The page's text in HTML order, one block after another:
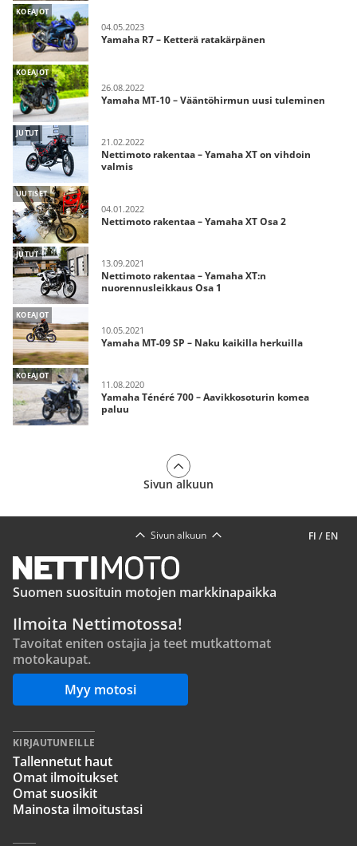
KOEAJOT
04.05.2023
Yamaha R7 – Ketterä ratakärpänen
KOEAJOT
26.08.2022
Yamaha MT-10 – Vääntöhirmun uusi tuleminen
JUTUT
21.02.2022
Nettimoto rakentaa – Yamaha XT on vihdoin
valmis
UUTISET
04.01.2022
Nettimoto rakentaa – Yamaha XT Osa 2
JUTUT
13.09.2021
Nettimoto rakentaa – Yamaha XT:n
nuorennusleikkaus Osa 1
KOEAJOT
10.05.2021
Yamaha MT-09 SP – Naku kaikilla herkuilla
KOEAJOT
11.08.2020
Yamaha Ténéré 700 – Aavikkosoturin komea
paluu
Sivun alkuun
FI / EN
Sivun alkuun
Suomen suosituin motojen markkinapaikka
Ilmoita Nettimotossa!
Tavoitat eniten ostajia ja teet mutkattomat
motokaupat.
Myy motosi
KIRJAUTUNEILLE
Tallennetut haut
Omat ilmoitukset
Omat suosikit
Mainosta ilmoitustasi